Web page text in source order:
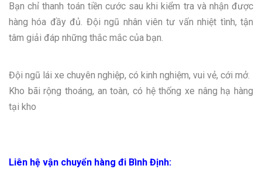
Bạn chỉ thanh toán tiền cước sau khi kiểm tra và nhận được
hàng hóa đầy đủ. Đội ngũ nhân viên tư vấn nhiệt tình, tận
tâm giải đáp những thắc mắc của bạn.
Đội ngũ lái xe chuyên nghiệp, có kinh nghiệm, vui vẻ, cới mở.
Kho bãi rộng thoáng, an toàn, có hệ thống xe nâng hạ hàng
tại kho
Liên hệ vận chuyển hàng đi Bình Định: